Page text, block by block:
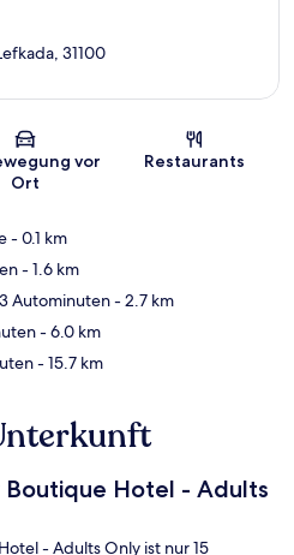
Karte
31100
vor
Ort
Restaurants
- 0.1 km
- 1.6 km
Autominuten- 2.7 km
- 6.0 km
- 15.7 km
Boutique Hotel - Adults
- Adults Only ist nur 15